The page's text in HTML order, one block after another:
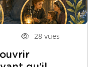
28 vues